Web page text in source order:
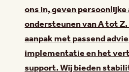
ons in, geven
ondersteunen van A tot
aanpak met passend
implementatie en het
support. Wij bieden